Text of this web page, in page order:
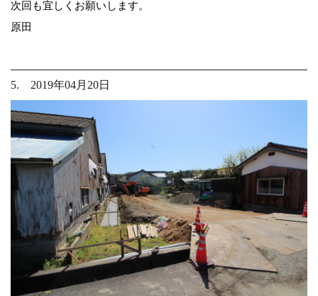
次回も宜しくお願いします。
原田
5. 2019年04月20日